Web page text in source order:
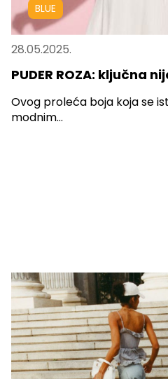
BLUE
28.05.2025.
PUDER ROZA: ključna
Ovog proleća boja koja se
modnim...